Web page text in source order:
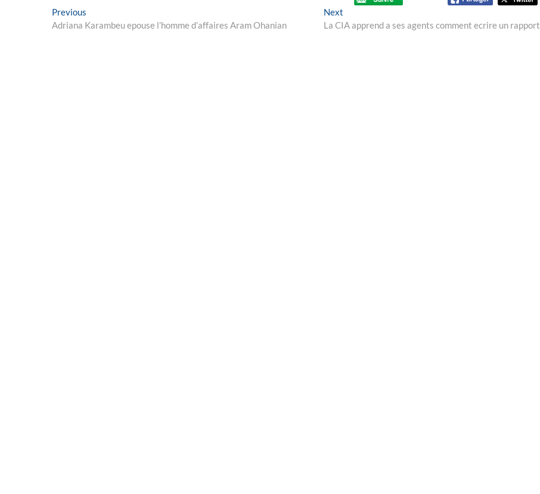
Post
navigation
Previous
post:
Adriana Karambeu epouse l’homme d’affaires Aram Ohanian
Next
post:
La CIA apprend a ses agents comment ecrire un rapport